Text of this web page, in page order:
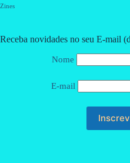
Zines
Receba novidades no seu E-mail
Nome
E-mail